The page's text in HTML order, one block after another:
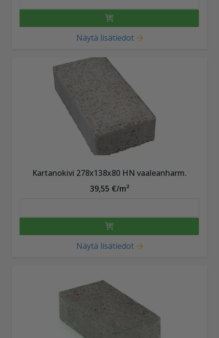
Näytä lisätiedot
Kartanokivi 278x138x80 HN vaaleanharm.
39,55 €/m²
Näytä lisätiedot